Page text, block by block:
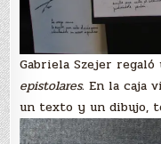
Gabriela Szejer
epistolares. En la caja
un texto y un dibujo,